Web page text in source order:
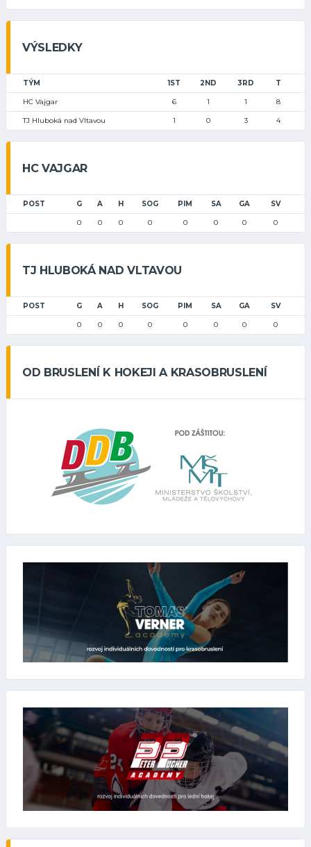
VÝSLEDKY
TÝM 1ST 2ND 3RD T
HC Vajgar 6 1 1 8
TJ Hluboká nad Vltavou 1 0 3 4
HC VAJGAR
POST G A H SOG PIM SA GA SV
0 0 0 0 0 0 0 0
TJ HLUBOKÁ NAD VLTAVOU
POST G A H SOG PIM SA GA SV
0 0 0 0 0 0 0 0
OD BRUSLENÍ K HOKEJI A KRASOBRUSLENÍ